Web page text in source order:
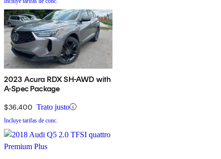
2023 Acura RDX SH-AWD with
A-Spec Package
$36,400 Trato justo
Incluye tarifas de conc.